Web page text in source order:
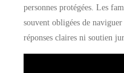
personnes protégées. Les
souvent obligées de
réponses claires ni soutien